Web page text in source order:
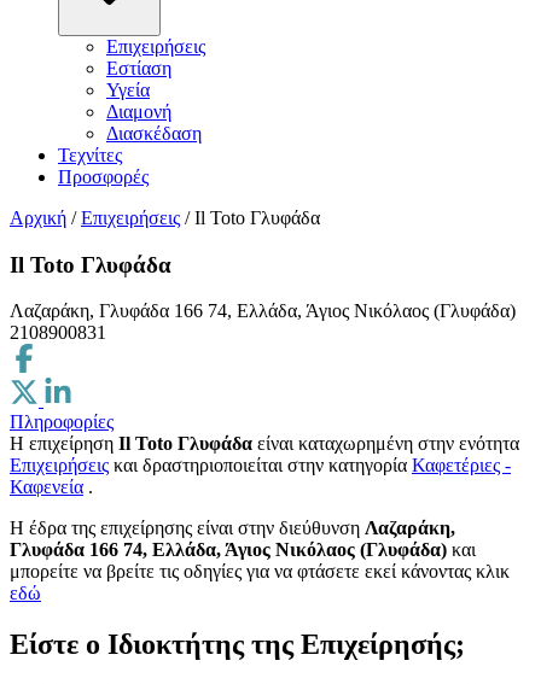
Επιχειρήσεις
Εστίαση
Υγεία
Διαμονή
Διασκέδαση
Τεχνίτες
Προσφορές
Αρχική / Επιχειρήσεις / Il Toto Γλυφάδα
Il Toto Γλυφάδα
Λαζαράκη, Γλυφάδα 166 74, Ελλάδα, Άγιος Νικόλαος (Γλυφάδα)
2108900831
Πληροφορίες
Η επιχείρηση Il Toto Γλυφάδα είναι καταχωρημένη στην ενότητα
Επιχειρήσεις και δραστηριοποιείται στην κατηγορία Καφετέριες -
Καφενεία .
H έδρα της επιχείρησης είναι στην διεύθυνση Λαζαράκη,
Γλυφάδα 166 74, Ελλάδα, Άγιος Νικόλαος (Γλυφάδα) και
μπορείτε να βρείτε τις οδηγίες για να φτάσετε εκεί κάνοντας κλικ
εδώ
Είστε ο Ιδιοκτήτης της Επιχείρησής;